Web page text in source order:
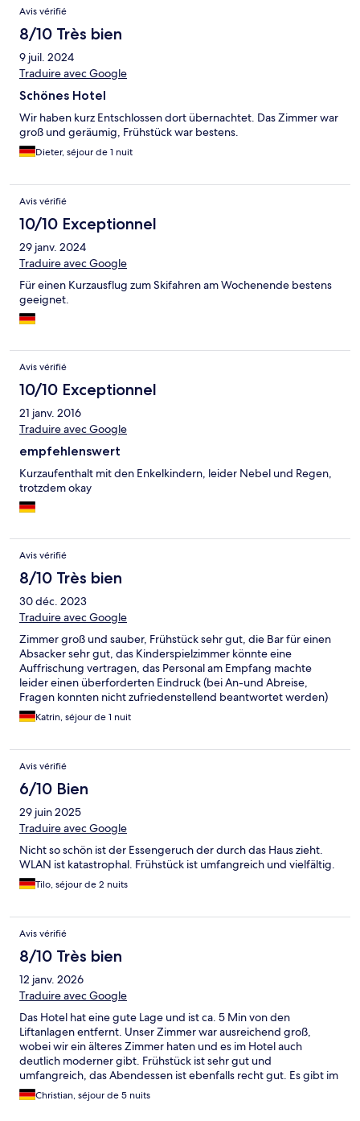
Avis vérifié
8/10 Très bien
9 juil. 2024
Traduire avec Google
Schönes Hotel
Wir haben kurz Entschlossen dort übernachtet. Das Zimmer war
groß und geräumig, Frühstück war bestens.
Dieter, séjour de 1 nuit
Avis vérifié
10/10 Exceptionnel
29 janv. 2024
Traduire avec Google
Für einen Kurzausflug zum Skifahren am Wochenende bestens
geeignet.
Avis vérifié
10/10 Exceptionnel
21 janv. 2016
Traduire avec Google
empfehlenswert
Kurzaufenthalt mit den Enkelkindern, leider Nebel und Regen,
trotzdem okay
Avis vérifié
8/10 Très bien
30 déc. 2023
Traduire avec Google
Zimmer groß und sauber, Frühstück sehr gut, die Bar für einen
Absacker sehr gut, das Kinderspielzimmer könnte eine
Auffrischung vertragen, das Personal am Empfang machte
leider einen überforderten Eindruck (bei An-und Abreise,
Fragen konnten nicht zufriedenstellend beantwortet werden)
Katrin, séjour de 1 nuit
Avis vérifié
6/10 Bien
29 juin 2025
Traduire avec Google
Nicht so schön ist der Essengeruch der durch das Haus zieht.
WLAN ist katastrophal. Frühstück ist umfangreich und vielfältig.
Tilo, séjour de 2 nuits
Avis vérifié
8/10 Très bien
12 janv. 2026
Traduire avec Google
Das Hotel hat eine gute Lage und ist ca. 5 Min von den
Liftanlagen entfernt. Unser Zimmer war ausreichend groß,
wobei wir ein älteres Zimmer haten und es im Hotel auch
deutlich moderner gibt. Frühstück ist sehr gut und
umfangreich, das Abendessen ist ebenfalls recht gut. Es gibt im
Ort aber auch genug andere Alternativen. Negativ: Es gibt
diverse Zusatzkosten, wie z.B. für zusätzlichen
Christian, séjour de 5 nuits